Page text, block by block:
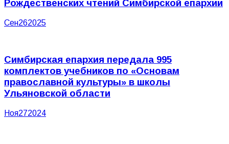
Рождественских чтений Симбирской епархии
Сен262025
Симбирская епархия передала 995
комплектов учебников по «Основам
православной культуры» в школы
Ульяновской области
Ноя272024